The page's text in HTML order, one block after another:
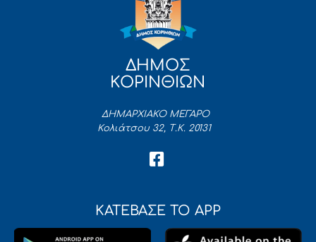
ΔΗΜΟΣ
ΚΟΡΙΝΘΙΩΝ
ΔΗΜΑΡΧΙΑΚΟ ΜΕΓΑΡΟ
Κολιάτσου 32, Τ.Κ. 20131
ΚΑΤΕΒΑΣΕ ΤΟ APP